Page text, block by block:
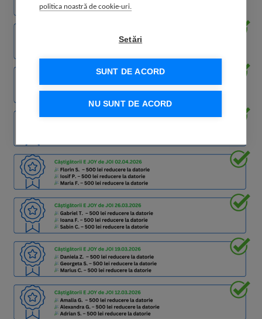
politica noastră de cookie-uri.
Setări
SUNT DE ACORD
NU SUNT DE ACORD